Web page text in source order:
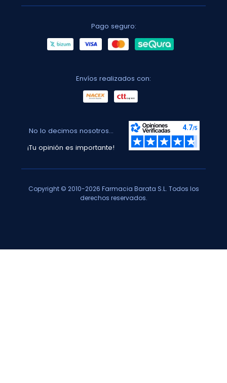
Pago seguro:
Envíos realizados con:
No lo decimos nosotros...
¡Tu opinión es importante!
Copyright © 2010-2026 Farmacia Barata S.L. Todos los
derechos reservados.